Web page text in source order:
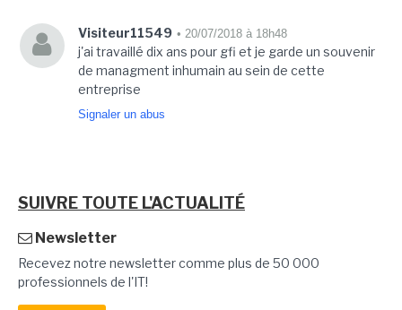
Visiteur11549 • 20/07/2018 à 18h48
j'ai travaillé dix ans pour gfi et je garde un souvenir
de managment inhumain au sein de cette
entreprise
Signaler un abus
SUIVRE TOUTE L'ACTUALITÉ
Newsletter
Recevez notre newsletter comme plus de 50 000
professionnels de l'IT!